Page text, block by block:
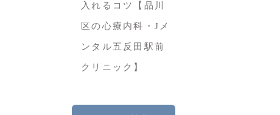
入れるコツ【品川
区の心療内科・Jメ
ンタル五反田駅前
クリニック】